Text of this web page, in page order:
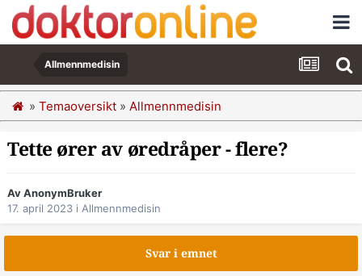
Allmennmedisin
» Temaoversikt » Allmennmedisin
Tette ører av øredråper - flere?
Av AnonymBruker
17. april 2023 i Allmennmedisin
Svar i emnet